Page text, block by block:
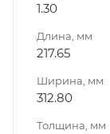
1.30
Длина, мм
217.65
Ширина, мм
312.80
Толщина, мм